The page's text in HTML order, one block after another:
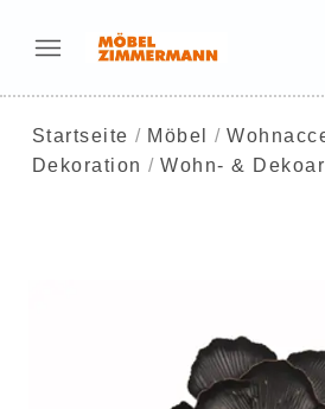
Startseite Möbel
Dekoration
Wohn- &